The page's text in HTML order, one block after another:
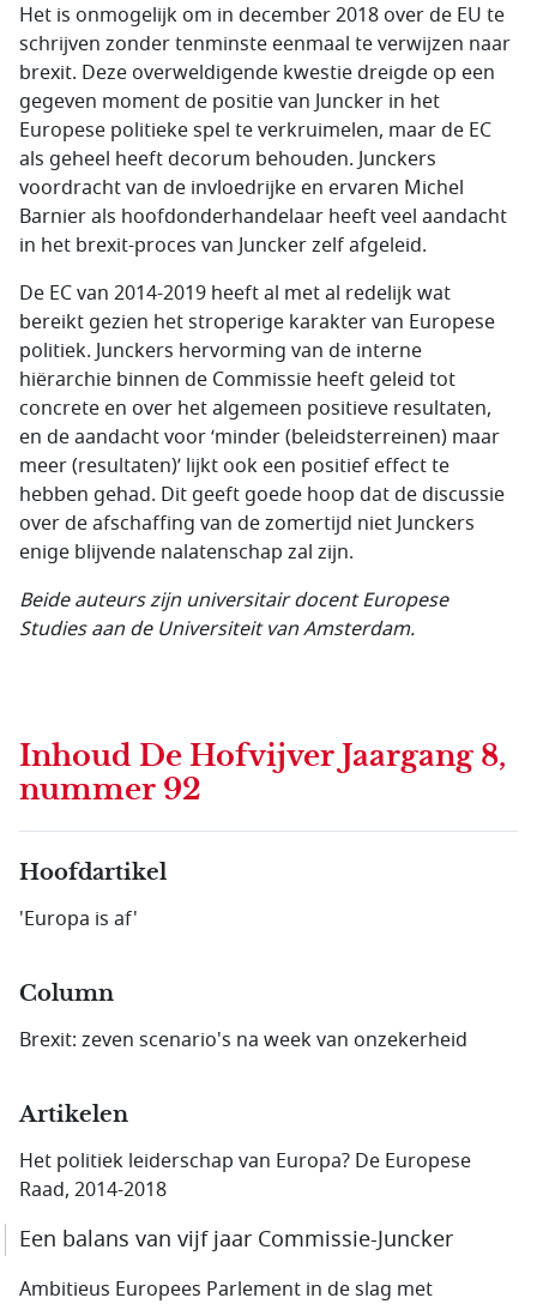
Het is onmogelijk om in december 2018 over de EU te
schrijven zonder tenminste eenmaal te verwijzen naar
brexit. Deze overweldigende kwestie dreigde op een
gegeven moment de positie van Juncker in het
Europese politieke spel te verkruimelen, maar de EC
als geheel heeft decorum behouden. Junckers
voordracht van de invloedrijke en ervaren Michel
Barnier als hoofdonderhandelaar heeft veel aandacht
in het brexit-proces van Juncker zelf afgeleid.
De EC van 2014-2019 heeft al met al redelijk wat
bereikt gezien het stroperige karakter van Europese
politiek. Junckers hervorming van de interne
hiërarchie binnen de Commissie heeft geleid tot
concrete en over het algemeen positieve resultaten,
en de aandacht voor ‘minder (beleidsterreinen) maar
meer (resultaten)’ lijkt ook een positief effect te
hebben gehad. Dit geeft goede hoop dat de discussie
over de afschaffing van de zomertijd niet Junckers
enige blijvende nalatenschap zal zijn.
Beide auteurs zijn universitair docent Europese
Studies aan de Universiteit van Amsterdam.
Inhoud De Hofvijver Jaargang 8,
nummer 92
Hoofdartikel
'Europa is af'
Column
Brexit: zeven scenario's na week van onzekerheid
Artikelen
Het politiek leiderschap van Europa? De Europese
Raad, 2014-2018
Een balans van vijf jaar Commissie-Juncker
Ambitieus Europees Parlement in de slag met